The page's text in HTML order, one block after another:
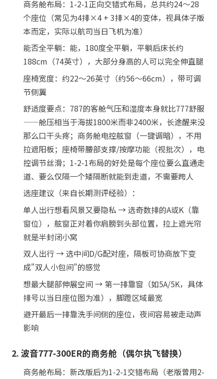
商务舱布局：1-2-1正向交错式布局，总共约24～28
个座位（常见为4排×4 + 3排×4的变体，视具体子版
本而定，实际以航司当日飞机为准）
能否全平躺：能，180度全平躺，平躺后床长约
188cm（74英寸），大部分身高的人可以完全伸直腿
座椅宽度：约22～26英寸（约56～66cm），带可调
节侧翼
舒适度要点：787的客舱气压和湿度本身就比777舒服
——舱压相当于海拔1800米而非2400米，长途醒来没
那么口干头疼；商务舱电控舷窗（一键调暗），不用
拉遮阳板；座椅带腰部支撑/按摩功能（视批次），电
控调节丝滑；1-2-1布局的好处是每个座位要么直通走
道、要么仅隔一个矮隔断就能到走道，不需要跨人
选座建议（来自长期测评经验）：
单人出行想看风景又要隐私 → 选奇数排的A或K（靠
窗位），舷窗正对着你肩膀到头部位置，拉上遮光帘
就是半封闭小窝
双人出行 → 选中间D/G配对座，隔板可协商放下变
成"双人小包间"的感觉
想最大腿部伸展空间 → 第一排靠窗（如5A/5K，具体
排号以当日座位图为准），脚蹬区域最宽
避开最后一排靠洗手间侧的座位，夜间容易被走动声
影响
2. 波音777-300ER的商务舱（偶尔执飞替换）
商务舱布局：新改版后为1-2-1交错布局（老版曾用2-